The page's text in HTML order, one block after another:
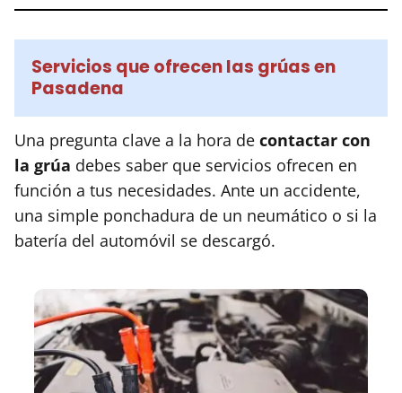
Servicios que ofrecen las grúas en
Pasadena
Una pregunta clave a la hora de contactar con
la grúa debes saber que servicios ofrecen en
función a tus necesidades. Ante un accidente,
una simple ponchadura de un neumático o si la
batería del automóvil se descargó.